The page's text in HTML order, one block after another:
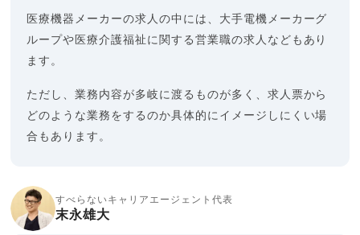
医療機器メーカーの求人の中には、大手電機メーカーグ
ループや医療介護福祉に関する営業職の求人などもあり
ます。
ただし、業務内容が多岐に渡るものが多く、求人票から
どのような業務をするのか具体的にイメージしにくい場
合もあります。
すべらないキャリアエージェント代表
末永雄大